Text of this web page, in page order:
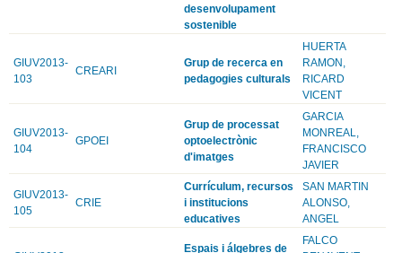
desenvolupament
sostenible
GIUV2013-
103
CREARI
Grup de recerca en
pedagogies culturals
HUERTA
RAMON,
RICARD
VICENT
GIUV2013-
104
GPOEI
Grup de processat
optoelectrònic
d'imatges
GARCIA
MONREAL,
FRANCISCO
JAVIER
GIUV2013-
105
CRIE
Currículum, recursos
i institucions
educatives
SAN MARTIN
ALONSO,
ANGEL
Espais i álgebres de
FALCO